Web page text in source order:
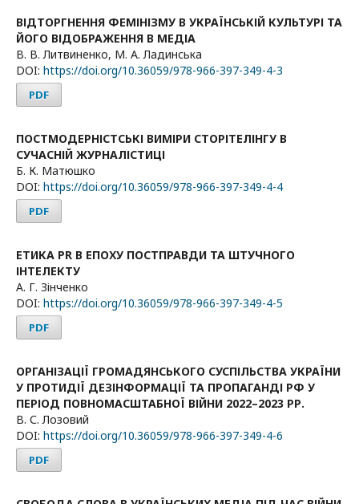
ВІДТОРГНЕННЯ ФЕМІНІЗМУ В УКРАЇНСЬКІЙ КУЛЬТУРІ ТА
ЙОГО ВІДОБРАЖЕННЯ В МЕДІА
В. В. Литвиненко, М. А. Ладинська
DOI: https://doi.org/10.36059/978-966-397-349-4-3
PDF
ПОСТМОДЕРНІСТСЬКІ ВИМІРИ СТОРІТЕЛІНГУ В
СУЧАСНІЙ ЖУРНАЛІСТИЦІ
Б. К. Матюшко
DOI: https://doi.org/10.36059/978-966-397-349-4-4
PDF
ЕТИКА PR В ЕПОХУ ПОСТПРАВДИ ТА ШТУЧНОГО
ІНТЕЛЕКТУ
А. Г. Зінченко
DOI: https://doi.org/10.36059/978-966-397-349-4-5
PDF
ОРГАНІЗАЦІЇ ГРОМАДЯНСЬКОГО СУСПІЛЬСТВА УКРАЇНИ
У ПРОТИДІЇ ДЕЗІНФОРМАЦІЇ ТА ПРОПАГАНДІ РФ У
ПЕРІОД ПОВНОМАСШТАБНОЇ ВІЙНИ 2022–2023 РР.
В. С. Лозовий
DOI: https://doi.org/10.36059/978-966-397-349-4-6
PDF